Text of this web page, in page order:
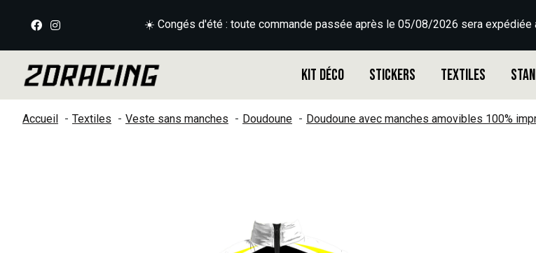
☀️ Congés d'été : toute commande passée après le 05/08/2026 sera expédiée
Kit déco Stickers Textiles
Accueil Textiles Veste sans manches Doudoune Doudoune avec manches amovibles 100%